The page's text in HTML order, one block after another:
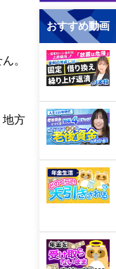
。
地方
おすすめ動画